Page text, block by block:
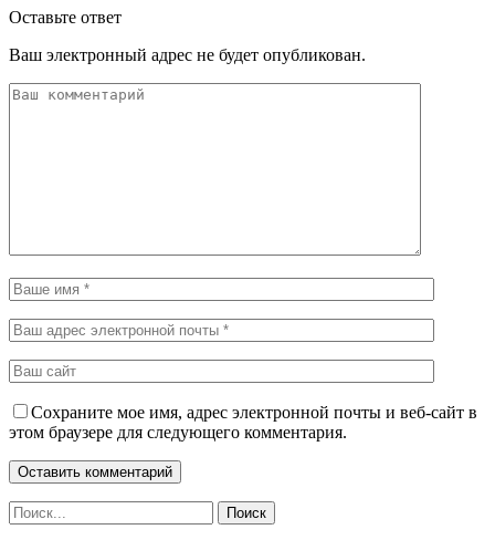
Оставьте ответ
Ваш электронный адрес не будет опубликован.
Сохраните мое имя, адрес электронной почты и веб-сайт в
этом браузере для следующего комментария.